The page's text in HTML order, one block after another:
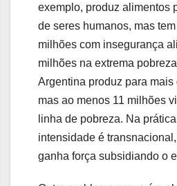
exemplo, produz alimentos
de seres humanos, mas
milhões com insegurança
milhões na extrema
Argentina produz para mais
mas ao menos 11 milhões
linha de pobreza. Na
intensidade é
ganha força subsidiando o